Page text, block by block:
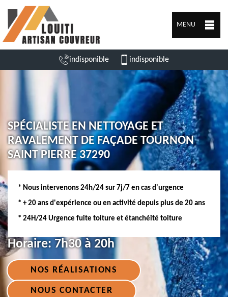
MENU
indisponible indisponible
SPÉCIALISTE EN NETTOYAGE ET
RAVALEMENT DE FAÇADE TOURNON
SAINT PIERRE 37290
* Nous intervenons 24h/24 sur 7j/7 en cas d'urgence
* + 20 ans d'expérience ou en activité depuis plus de 20 ans
* 24H/24 Urgence fuite toiture et étanchéité toiture
Horaire: 7h30 à 20h
NOS RÉALISATIONS
NOUS CONTACTER